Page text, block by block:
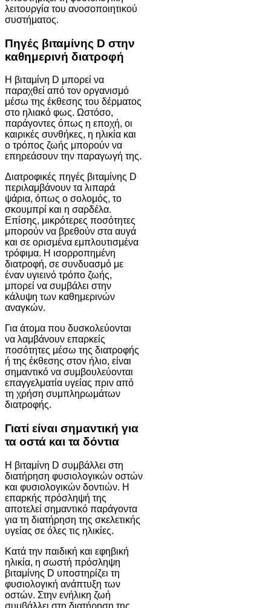
λειτουργία του ανοσοποιητικού
συστήματος.
Πηγές βιταμίνης D στην
καθημερινή διατροφή
Η βιταμίνη D μπορεί να
παραχθεί από τον οργανισμό
μέσω της έκθεσης του δέρματος
στο ηλιακό φως. Ωστόσο,
παράγοντες όπως η εποχή, οι
καιρικές συνθήκες, η ηλικία και
ο τρόπος ζωής μπορούν να
επηρεάσουν την παραγωγή της.
Διατροφικές πηγές βιταμίνης D
περιλαμβάνουν τα λιπαρά
ψάρια, όπως ο σολομός, το
σκουμπρί και η σαρδέλα.
Επίσης, μικρότερες ποσότητες
μπορούν να βρεθούν στα αυγά
και σε ορισμένα εμπλουτισμένα
τρόφιμα. Η ισορροπημένη
διατροφή, σε συνδυασμό με
έναν υγιεινό τρόπο ζωής,
μπορεί να συμβάλει στην
κάλυψη των καθημερινών
αναγκών.
Για άτομα που δυσκολεύονται
να λαμβάνουν επαρκείς
ποσότητες μέσω της διατροφής
ή της έκθεσης στον ήλιο, είναι
σημαντικό να συμβουλεύονται
επαγγελματία υγείας πριν από
τη χρήση συμπληρωμάτων
διατροφής.
Γιατί είναι σημαντική για
τα οστά και τα δόντια
Η βιταμίνη D συμβάλλει στη
διατήρηση φυσιολογικών οστών
και φυσιολογικών δοντιών. Η
επαρκής πρόσληψή της
αποτελεί σημαντικό παράγοντα
για τη διατήρηση της σκελετικής
υγείας σε όλες τις ηλικίες.
Κατά την παιδική και εφηβική
ηλικία, η σωστή πρόσληψη
βιταμίνης D υποστηρίζει τη
φυσιολογική ανάπτυξη των
οστών. Στην ενήλικη ζωή
συμβάλλει στη διατήρηση της